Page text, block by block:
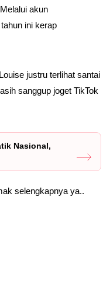
akun
ini kerap
justru terlihat santai
sanggup joget TikTok
Nasional,
selengkapnya ya..